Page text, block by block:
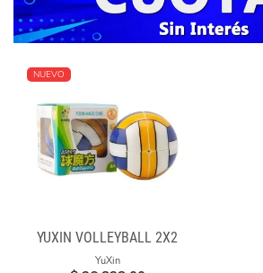
NUEVO
YUXIN VOLLEYBALL 2X2
YuXin